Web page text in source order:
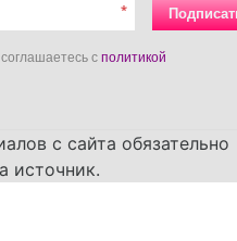
*
с политикой
с сайта обязательно
источник.